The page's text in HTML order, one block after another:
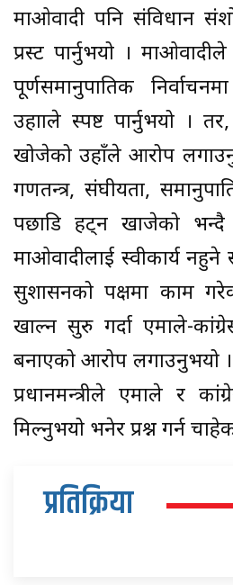
माओवादी पनि संविधान
प्रस्ट पार्नुभयो । माओवादीले
पूर्णसमानुपातिक
उहााले स्पष्ट पार्नुभयो ।
खोजेको उहाँले आरोप
गणतन्त्र, संघीयता,
पछाडि हट्न खाजेको भन्दै
माओवादीलाई स्वीकार्य नहुने
सुशासनको पक्षमा काम
खाल्न सुरु गर्दा एमाले-
बनाएको आरोप
प्रधानमन्त्रीले एमाले र
मिल्नुभयो भनेर प्रश्न गर्न
प्रतिक्रिया